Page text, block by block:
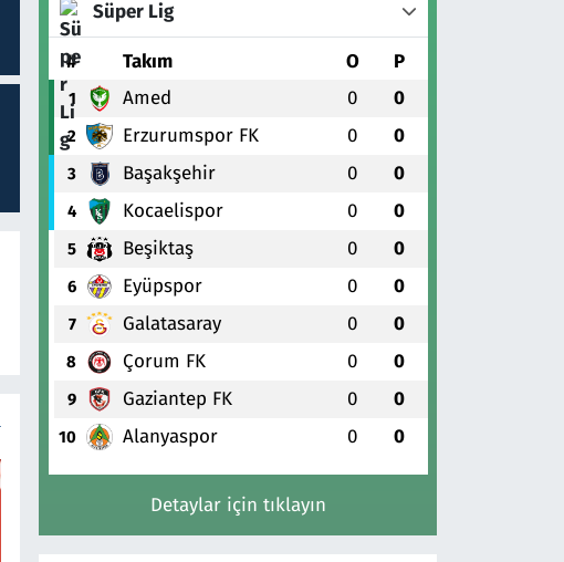
Süper Lig
# Takım O P
1 Amed 0 0
2 Erzurumspor FK 0 0
3 Başakşehir 0 0
4 Kocaelispor 0 0
5 Beşiktaş 0 0
6 Eyüpspor 0 0
7 Galatasaray 0 0
8 Çorum FK 0 0
9 Gaziantep FK 0 0
10 Alanyaspor 0 0
Detaylar için tıklayın